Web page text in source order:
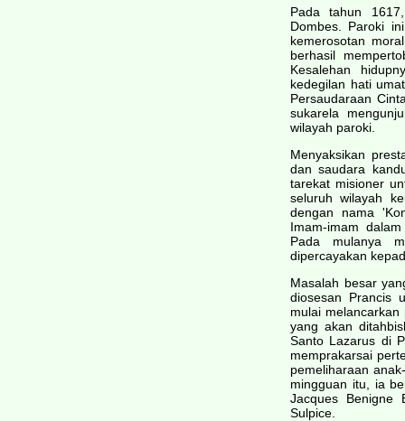
Pada tahun
Dombes. Paroki
kemerosotan
berhasil
Kesalehan
kedegilan hati
Persaudaraan
sukarela
wilayah paroki.
Menyaksikan
dan saudara
tarekat misioner
seluruh wilayah
dengan nama
Imam-imam
Pada mulanya
dipercayakan
Masalah besar
diosesan Prancis
mulai
yang akan
Santo Lazarus di
memprakarsai
pemeliharaan
mingguan itu, ia
Jacques Benigne
Sulpice.